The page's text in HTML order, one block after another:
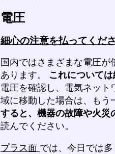
電圧
細心の注意を払ってくだ
国内ではさまざまな電圧
あります。 これについて
電圧を確認し、電気ネッ
域に移動した場合は、もう
すると、機器の故障や火災
読んでください。
プラス面 では、今日では